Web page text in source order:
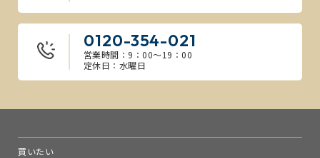
0120-354-021
営業時間：9：00～19：00
定休日：水曜日
買いたい